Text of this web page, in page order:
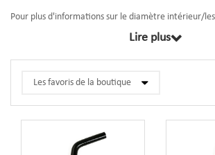
Pour plus d'informations sur le diamètre intérieur/
l'épaisseur de la paroi, etc., cliquez sur le produit
Lire plus